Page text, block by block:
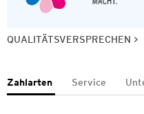
QUALITÄTSVERSPRECHEN
Zahlarten Service